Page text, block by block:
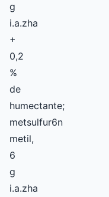
g
i.a.zha
+
0,2
%
de
humectante;
metsulfur6n
metil,
6
g
i.a.zha